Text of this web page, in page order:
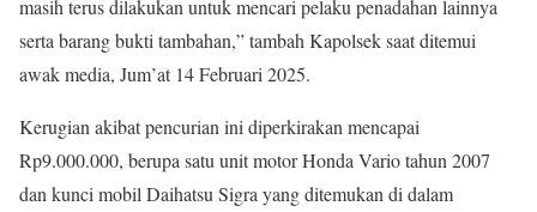
masih terus dilakukan untuk mencari pelaku penadahan lainnya
serta barang bukti tambahan,” tambah Kapolsek saat ditemui
awak media, Jum’at 14 Februari 2025.
Kerugian akibat pencurian ini diperkirakan mencapai
Rp9.000.000, berupa satu unit motor Honda Vario tahun 2007
dan kunci mobil Daihatsu Sigra yang ditemukan di dalam